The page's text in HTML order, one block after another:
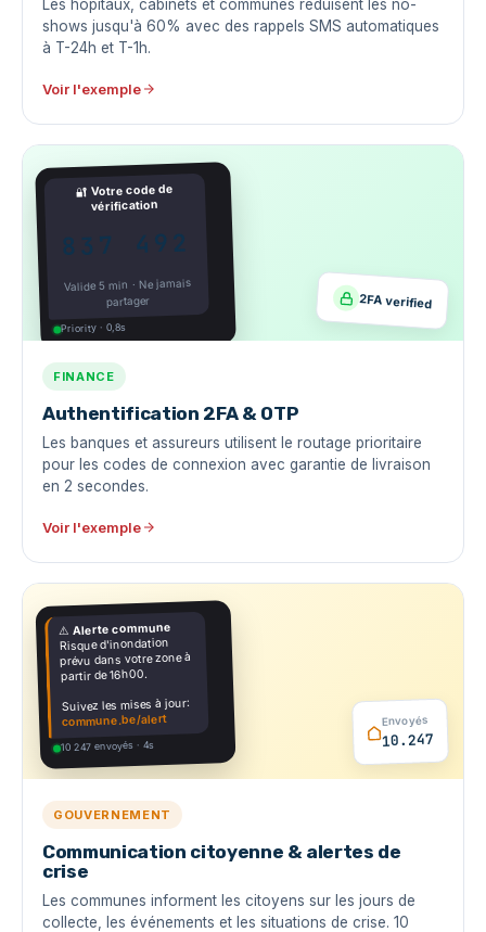
Les hôpitaux, cabinets et communes réduisent les no-
shows jusqu'à 60% avec des rappels SMS automatiques
à T-24h et T-1h.
Voir l'exemple
🔐 Votre code de
vérification
837 492
Valide 5 min · Ne jamais
partager
Priority · 0,8s
2FA verified
FINANCE
Authentification 2FA & OTP
Les banques et assureurs utilisent le routage prioritaire
pour les codes de connexion avec garantie de livraison
en 2 secondes.
Voir l'exemple
⚠️Alerte commune
Risque d'inondation
prévu dans votre zone à
partir de 16h00.
Suivez les mises à jour:
commune.be/alert
10 247 envoyés · 4s
Envoyés
10.247
GOUVERNEMENT
Communication citoyenne & alertes de
crise
Les communes informent les citoyens sur les jours de
collecte, les événements et les situations de crise. 10